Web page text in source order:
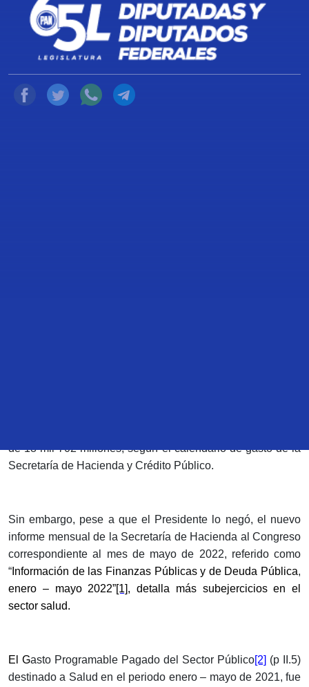
4 de Julio de 2022
Compartir
de 18 mil 702 millones; según el calendario de gasto de la
Secretaría de Hacienda y Crédito Público.
Sin embargo, pese a que el Presidente lo negó, el nuevo
informe mensual de la Secretaría de Hacienda al Congreso
correspondiente al mes de mayo de 2022, referido como
“ Información de las Finanzas Públicas y de Deuda Pública,
enero – mayo 2022”[1], detalla más subejercicios en el
sector salud.
El Gasto Programable Pagado del Sector Público[2] (p II.5)
destinado a Salud en el periodo enero – mayo de 2021, fue